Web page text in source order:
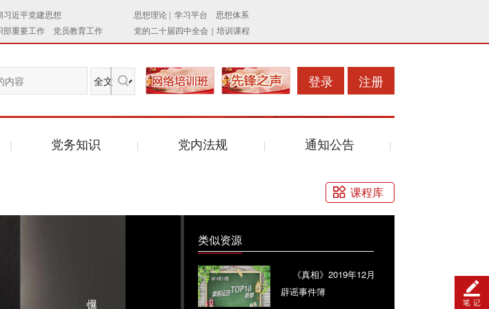
登录 注册
党务知识 党内法规 通知公告
课程库
类似资源
《真相》2019年12月
辟谣事件簿